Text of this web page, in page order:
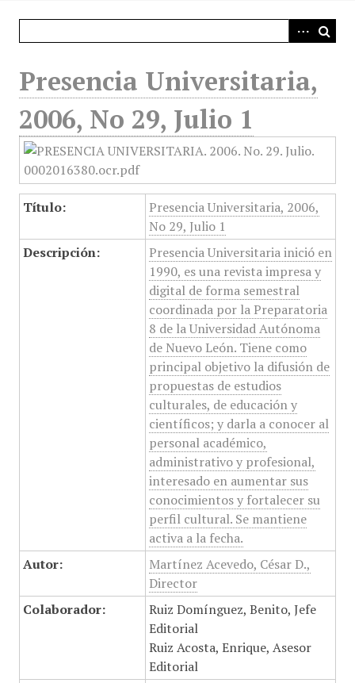
Presencia Universitaria,
2006, No 29, Julio 1
Título:
Presencia Universitaria, 2006,
No 29, Julio 1
Descripción:
Presencia Universitaria inició en
1990, es una revista impresa y
digital de forma semestral
coordinada por la Preparatoria
8 de la Universidad Autónoma
de Nuevo León. Tiene como
principal objetivo la difusión de
propuestas de estudios
culturales, de educación y
científicos; y darla a conocer al
personal académico,
administrativo y profesional,
interesado en aumentar sus
conocimientos y fortalecer su
perfil cultural. Se mantiene
activa a la fecha.
Autor:
Martínez Acevedo, César D.,
Director
Colaborador:
Ruiz Domínguez, Benito, Jefe
Editorial
Ruiz Acosta, Enrique, Asesor
Editorial